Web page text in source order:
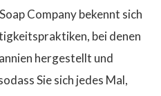
Company bekennt sich
bei denen
hergestellt und
Sie sich jedes Mal,